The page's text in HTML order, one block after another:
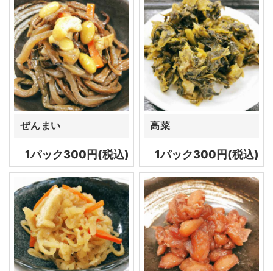
ぜんまい
1パック300円(税込)
高菜
1パック300円(税込)